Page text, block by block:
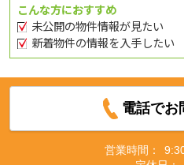
こんな方におすすめ
未公開の物件情報が見たい
新着物件の情報を入手したい
電話でお
営業時間：